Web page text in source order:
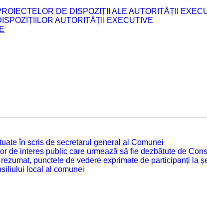
DE DISPOZIȚII ALE AUTORITĂȚII
AUTORITĂȚII EXECUTIVE
în scris de secretarul general al Comunei
de interes public care urmează să fie dezbătute de
punctele de vedere exprimate de participanți la
local al comunei